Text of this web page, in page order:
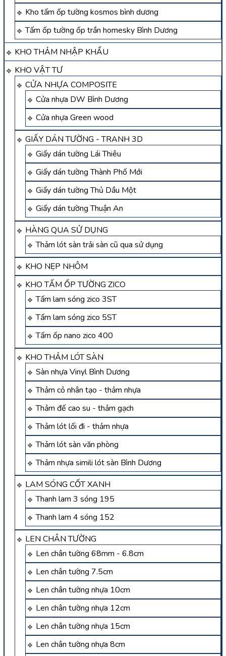
Kho tấm ốp tường kosmos bình dương
Tấm ốp tường ốp trần homesky Bình Dương
KHO THẢM NHẬP KHẨU
KHO VẬT TƯ
CỬA NHỰA COMPOSITE
Cửa nhựa DW Bình Dương
Cửa nhựa Green wood
GIẤY DÁN TƯỜNG - TRANH 3D
Giấy dán tường Lái Thiêu
Giấy dán tường Thành Phố Mới
Giấy dán tường Thủ Dầu Một
Giấy dán tường Thuận An
HÀNG QUA SỬ DỤNG
Thảm lót sàn trải sàn cũ qua sử dụng
KHO NẸP NHÔM
KHO TẤM ỐP TƯỜNG ZICO
Tấm lam sóng zico 3ST
Tấm lam sóng zico 5ST
Tấm ốp nano zico 400
KHO THẢM LÓT SÀN
Sàn nhựa Vinyl Bình Dương
Thảm cỏ nhân tạo - thảm nhựa
Thảm đế cao su - thảm gạch
Thảm lót lối đi - thảm nhựa
Thảm lót sàn văn phòng
Thảm nhựa simili lót sàn Bình Dương
LAM SÓNG CỐT XANH
Thanh lam 3 sóng 195
Thanh lam 4 sóng 152
LEN CHÂN TƯỜNG
Len chân tường 68mm - 6.8cm
Len chân tường 7.5cm
Len chân tường nhựa 10cm
Len chân tường nhựa 12cm
Len chân tường nhựa 15cm
Len chân tường nhựa 8cm